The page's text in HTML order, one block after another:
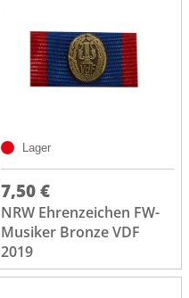
Lager
7,50 €
NRW Ehrenzeichen FW-
Musiker Bronze VDF
2019